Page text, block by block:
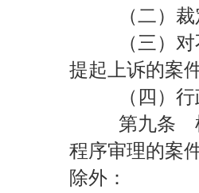
（二）裁定
（三）对不
提起上诉的案
（四）行
第九条 根
程序审理的案
除外：